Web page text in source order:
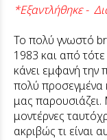
*Εξαντλήθηκε -
Το πολύ γνωστό
1983 και από
κάνει εμφανή
πολύ
μας
μοντέρνες
ακριβώς τι είναι